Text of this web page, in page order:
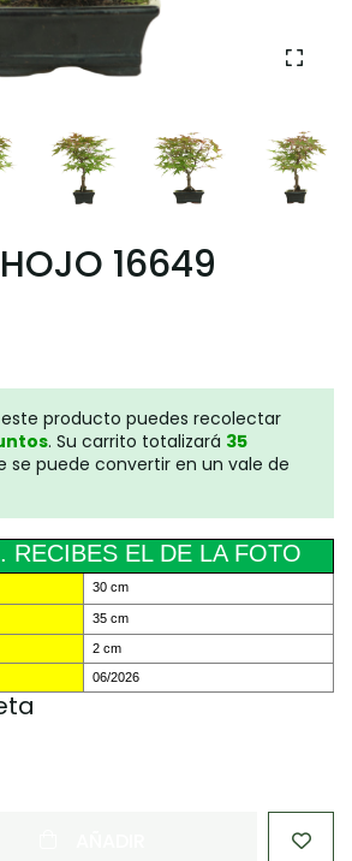
16649
producto puedes recolectar
. Su carrito totalizará 35
se puede convertir en un vale de
RECIBES EL DE LA FOTO
30 cm
35 cm
2 cm
06/2026